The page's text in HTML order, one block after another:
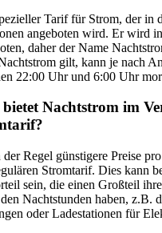
Tarif für Strom, der in
angeboten wird. Er wird
daher der Name
gilt, kann je nach
22:00 Uhr und 6:00 Uhr
bietet Nachtstrom im
Regel günstigere Preise
Stromtarif. Dies kann
sein, die einen Großteil
Nachtstunden haben, z.B.
oder Ladestationen für